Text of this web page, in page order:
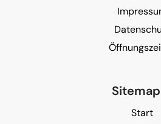
Sitemap
Start